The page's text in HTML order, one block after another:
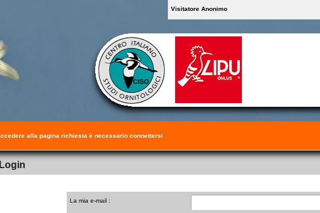
Visitatore Anonimo
alla pagina richiesta è necessario connettersi
Login
La mia e-mail :